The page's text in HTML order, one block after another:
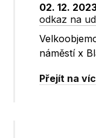
02. 12.
odkaz na
náměstí x
Přejít na